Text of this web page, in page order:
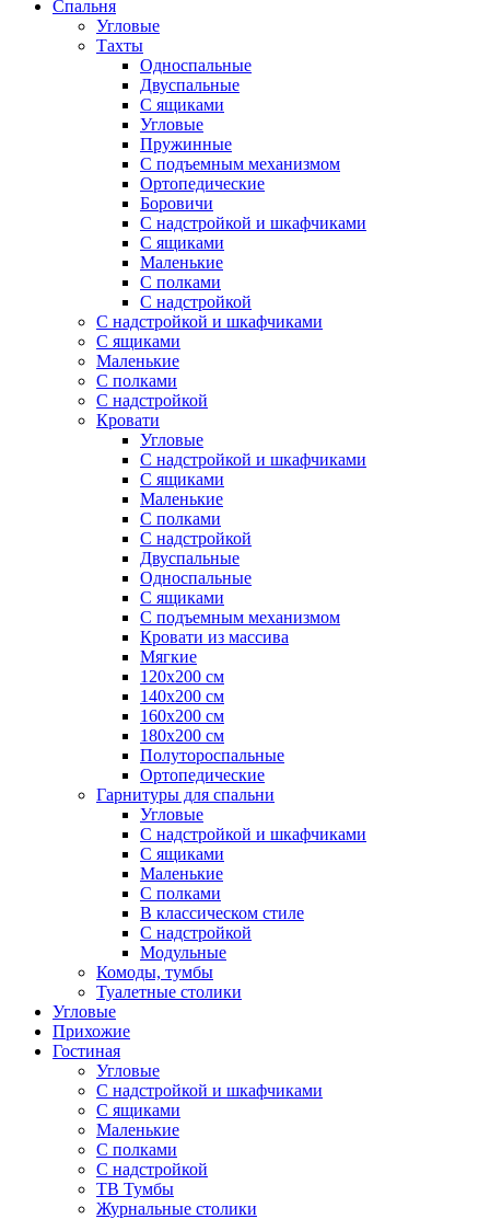
Спальня
Угловые
Тахты
Односпальные
Двуспальные
С ящиками
Угловые
Пружинные
С подъемным механизмом
Ортопедические
Боровичи
С надстройкой и шкафчиками
С ящиками
Маленькие
С полками
С надстройкой
С надстройкой и шкафчиками
С ящиками
Маленькие
С полками
С надстройкой
Кровати
Угловые
С надстройкой и шкафчиками
С ящиками
Маленькие
С полками
С надстройкой
Двуспальные
Односпальные
С ящиками
С подъемным механизмом
Кровати из массива
Мягкие
120х200 см
140х200 см
160х200 см
180х200 см
Полутороспальные
Ортопедические
Гарнитуры для спальни
Угловые
С надстройкой и шкафчиками
С ящиками
Маленькие
С полками
В классическом стиле
С надстройкой
Модульные
Комоды, тумбы
Туалетные столики
Угловые
Прихожие
Гостиная
Угловые
С надстройкой и шкафчиками
С ящиками
Маленькие
С полками
С надстройкой
ТВ Тумбы
Журнальные столики